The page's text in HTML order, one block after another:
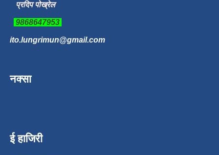
प्रदिप पोख्रेल
9868647953
ito.lungrimun@gmail.com
नक्सा
ई हाजिरी